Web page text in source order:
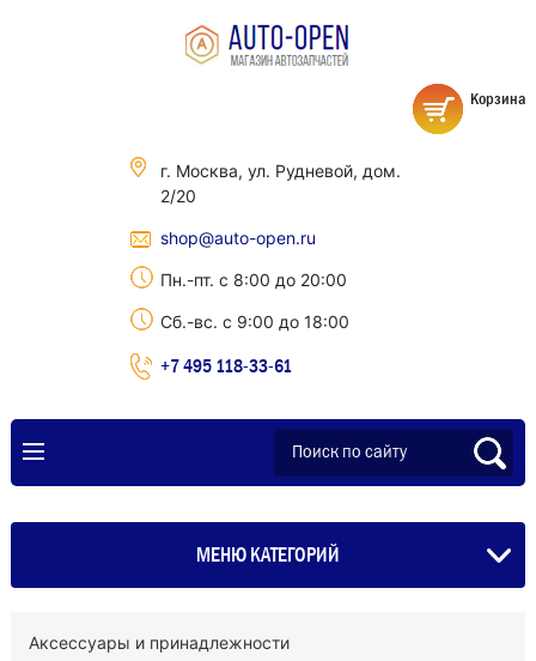
г. Москва, ул. Рудневой, дом.
2/20
shop@auto-open.ru
Пн.-пт. с 8:00 до 20:00
Сб.-вс. с 9:00 до 18:00
+7 495 118-33-61
Корзина
МЕНЮ КАТЕГОРИЙ
Аксессуары и принадлежности